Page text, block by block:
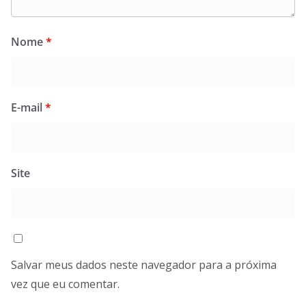
Nome*
E-mail*
Site
Salvar meus dados neste navegador para a próxima
vez que eu comentar.